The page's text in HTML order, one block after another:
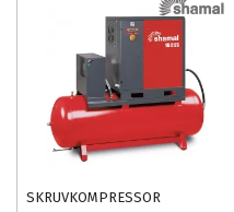
SKRUVKOMPRESSOR